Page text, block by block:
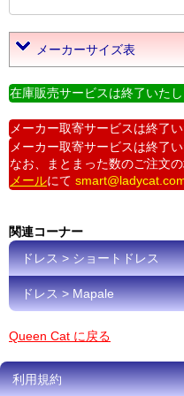
メーカーサイズ表
在庫販売サービスは終了いた
メーカー取寄サービスは終了
メーカー取寄サービスは終了
なお、まとまった数のご注文
メールにて
関連コーナー
ドレス > ショートドレス
ドレス > Mapale
Queen Cat に戻る
利用規約